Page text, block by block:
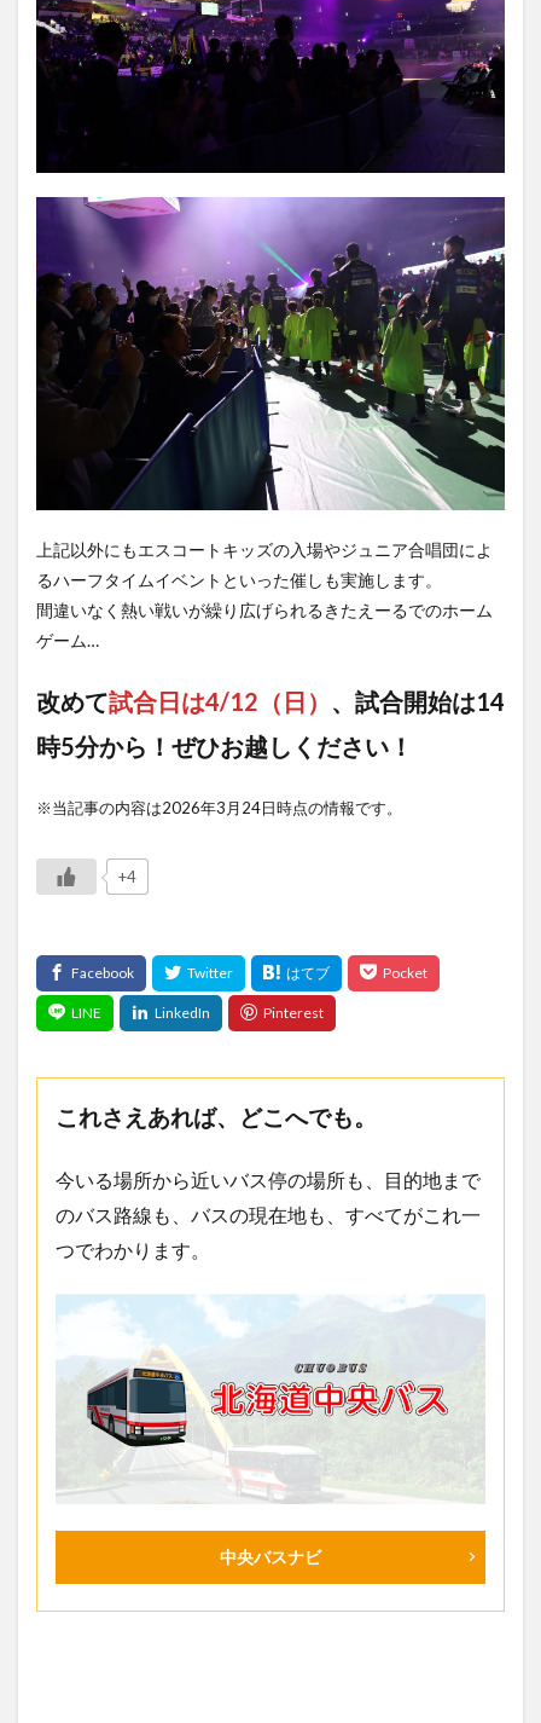
上記以外にもエスコートキッズの入場やジュニア合唱団によ
るハーフタイムイベントといった催しも実施します。
間違いなく熱い戦いが繰り広げられるきたえーるでのホーム
ゲーム…
改めて試合日は4/12（日） 、試合開始は14
時5分から！ぜひお越しください！
※当記事の内容は2026年3月24日時点の情報です。
+4
これさえあれば、どこへでも。
今いる場所から近いバス停の場所も、目的地まで
のバス路線も、バスの現在地も、すべてがこれ一
つでわかります。
中央バスナビ